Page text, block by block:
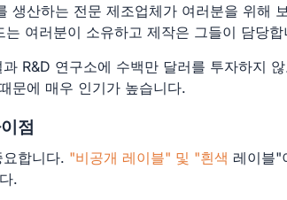
생산하는 전문 제조업체가 여러분을 위해
는 여러분이 소유하고 제작은 그들이 담당합
R&D 연구소에 수백만 달러를 투자하지
문에 매우 인기가 높습니다.
점
합니다. "비공개 레이블" 및 "흰색 레이블"
.